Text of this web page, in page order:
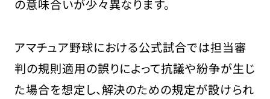
の意味合いが少々異なります。
アマチュア野球における公式試合では担当審
判の規則適用の誤りによって抗議や紛争が生じ
た場合を想定し、解決のための規定が設けられ